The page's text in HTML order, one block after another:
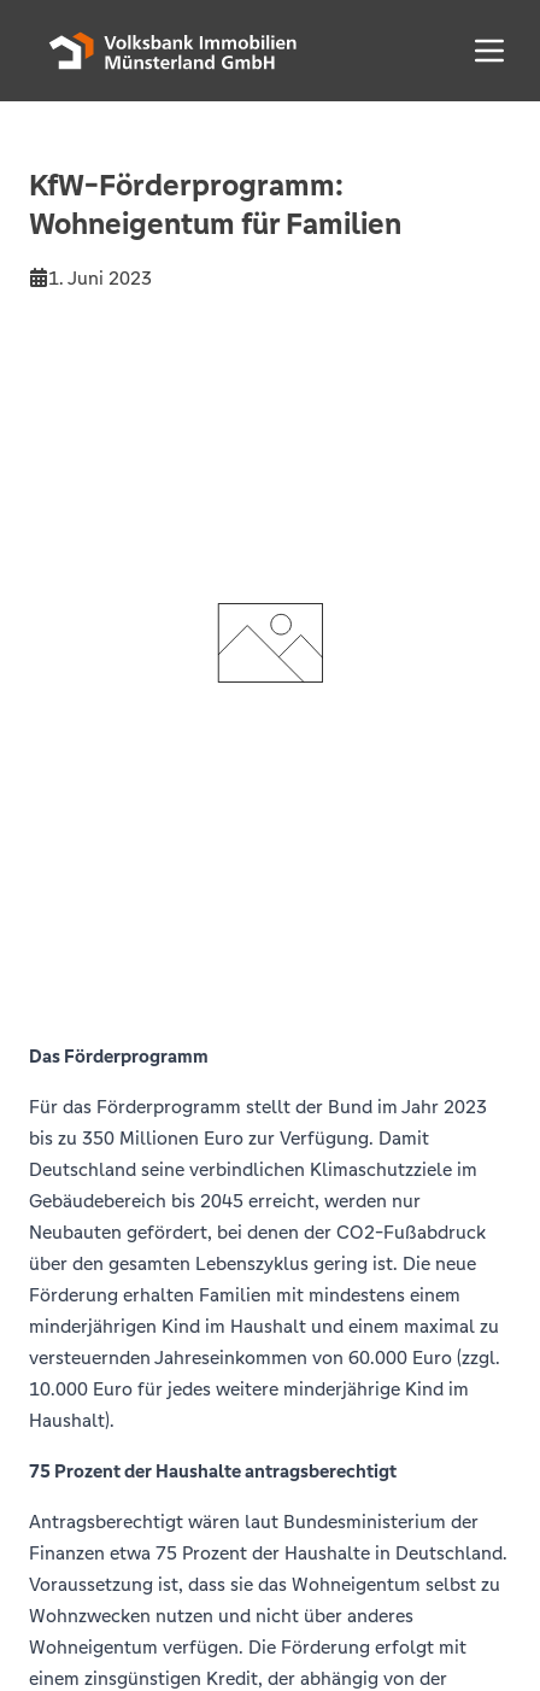
Menü
KfW-Förderprogramm:
Wohneigentum für Familien
1. Juni 2023
Das Förderprogramm
Für das Förderprogramm stellt der Bund im Jahr 2023
bis zu 350 Millionen Euro zur Verfügung. Damit
Deutschland seine verbindlichen Klimaschutzziele im
Gebäudebereich bis 2045 erreicht, werden nur
Neubauten gefördert, bei denen der CO2-Fußabdruck
über den gesamten Lebenszyklus gering ist. Die neue
Förderung erhalten Familien mit mindestens einem
minderjährigen Kind im Haushalt und einem maximal zu
versteuernden Jahreseinkommen von 60.000 Euro (zzgl.
10.000 Euro für jedes weitere minderjährige Kind im
Haushalt).
75 Prozent der Haushalte antragsberechtigt
Antragsberechtigt wären laut Bundesministerium der
Finanzen etwa 75 Prozent der Haushalte in Deutschland.
Voraussetzung ist, dass sie das Wohneigentum selbst zu
Wohnzwecken nutzen und nicht über anderes
Wohneigentum verfügen. Die Förderung erfolgt mit
einem zinsgünstigen Kredit, der abhängig von der